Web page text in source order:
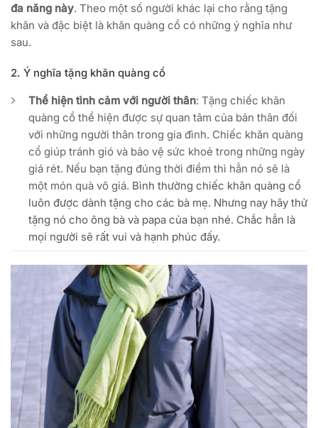
đa năng này. Theo một số người khác lại cho rằng tặng
khăn và đặc biệt là khăn quàng cổ có những ý nghĩa như
sau.
2. Ý nghĩa tặng khăn quàng cổ
Thể hiện tình cảm với người thân: Tặng chiếc khăn
quàng cổ thể hiện được sự quan tâm của bản thân đối
với những người thân trong gia đình. Chiếc khăn quàng
cổ giúp tránh gió và bảo vệ sức khoẻ trong những ngày
giá rét. Nếu bạn tặng đúng thời điểm thì hẳn nó sẽ là
một món quà vô giá. Bình thường chiếc khăn quàng cổ
luôn được dành tặng cho các bà mẹ. Nhưng nay hãy thử
tặng nó cho ông bà và papa của bạn nhé. Chắc hẳn là
mọi người sẽ rất vui và hạnh phúc đấy.